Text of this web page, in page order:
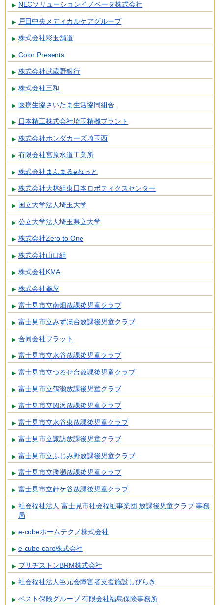
NECソリューションイノベータ株式会社
戸田中央メディカルケアグループ
株式会社彩玉舗道
Color Presents
株式会社武蔵野銀行
株式会社三和
医療生協さいたま生活協同組合
日本精工株式会社埼玉精機プラント
株式会社ホンダカーズ埼玉西
有限会社宮原水道工業所
株式会社まんまるeねっと
株式会社大林組東日本ロボティクスセンター
国立大学法人埼玉大学
公立大学法人埼玉県立大学
株式会社Zero to One
株式会社山口組
株式会社KMA
株式会社龜屋
富士見市立南畑放課後児童クラブ
富士見市立みずほ台放課後児童クラブ
合同会社フラット
富士見市立水谷放課後児童クラブ
富士見市立つるせ台放課後児童クラブ
富士見市立鶴瀬放課後児童クラブ
富士見市立関沢放課後児童クラブ
富士見市立水谷東放課後児童クラブ
富士見市立諏訪放課後児童クラブ
富士見市立ふじみ野放課後児童クラブ
富士見市立勝瀬放課後児童クラブ
富士見市立針ケ谷放課後児童クラブ
社会福祉法人 富士見市社会福祉事業団 放課後児童クラブ 事務
局
e-cubeホームテクノ株式会社
e-cube care株式会社
ブリヂストンBRM株式会社
社会福祉法人邑元会障害者支援施設しびらき
ベスト保険グループ 有限会社福島保険事務所